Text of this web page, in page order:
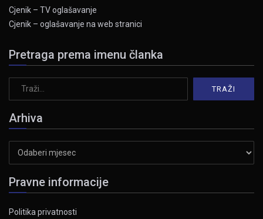
Cjenik – TV oglašavanje
Cjenik – oglašavanje na web stranici
Pretraga prema imenu članka
Arhiva
Pravne informacije
Politika privatnosti